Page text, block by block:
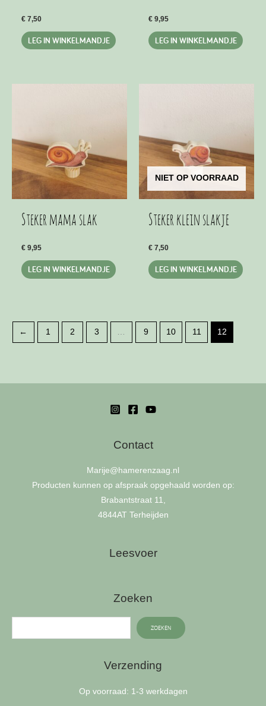
€ 7,50
LEG IN WINKELMANDJE
€ 9,95
LEG IN WINKELMANDJE
Steker mama slak
€ 9,95
LEG IN WINKELMANDJE
NIET OP VOORRAAD
Steker klein slakje
€ 7,50
LEG IN WINKELMANDJE
← 1 2 3 … 9 10 11 12
Contact
Marije@hamerenzaag.nl
Producten kunnen op afspraak opgehaald worden op:
Brabantstraat 11,
4844AT Terheijden
Leesvoer
Zoeken
ZOEKEN
Verzending
Op voorraad: 1-3 werkdagen